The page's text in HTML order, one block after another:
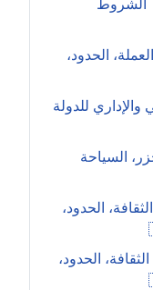
الدراسة في فرنسا للمصريين 2026 | الشروط
الحدود،
للدولة
السياحة
الحدود،
الحدود،